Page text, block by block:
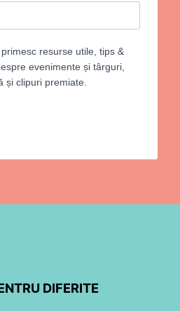
resurse utile, tips &
evenimente și târguri,
și clipuri premiate.
DIFERITE